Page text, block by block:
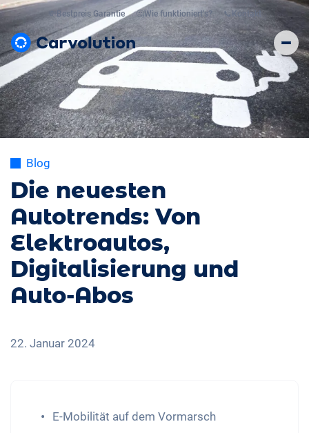
💸Bestpreis Garantie 🤔Wie funktioniert’s? 📞 Kontakt
Blog
Die neuesten
Autotrends: Von
Elektroautos,
Digitalisierung und
Auto-Abos
22. Januar 2024
E-Mobilität auf dem Vormarsch